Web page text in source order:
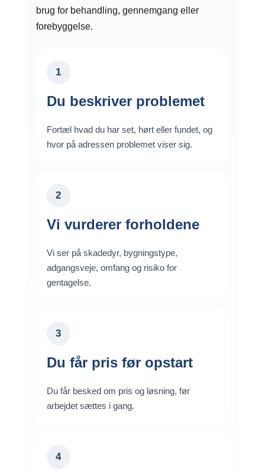
brug for behandling, gennemgang eller
forebyggelse.
1
Du beskriver problemet
Fortæl hvad du har set, hørt eller fundet, og
hvor på adressen problemet viser sig.
2
Vi vurderer forholdene
Vi ser på skadedyr, bygningstype,
adgangsveje, omfang og risiko for
gentagelse.
3
Du får pris før opstart
Du får besked om pris og løsning, før
arbejdet sættes i gang.
4